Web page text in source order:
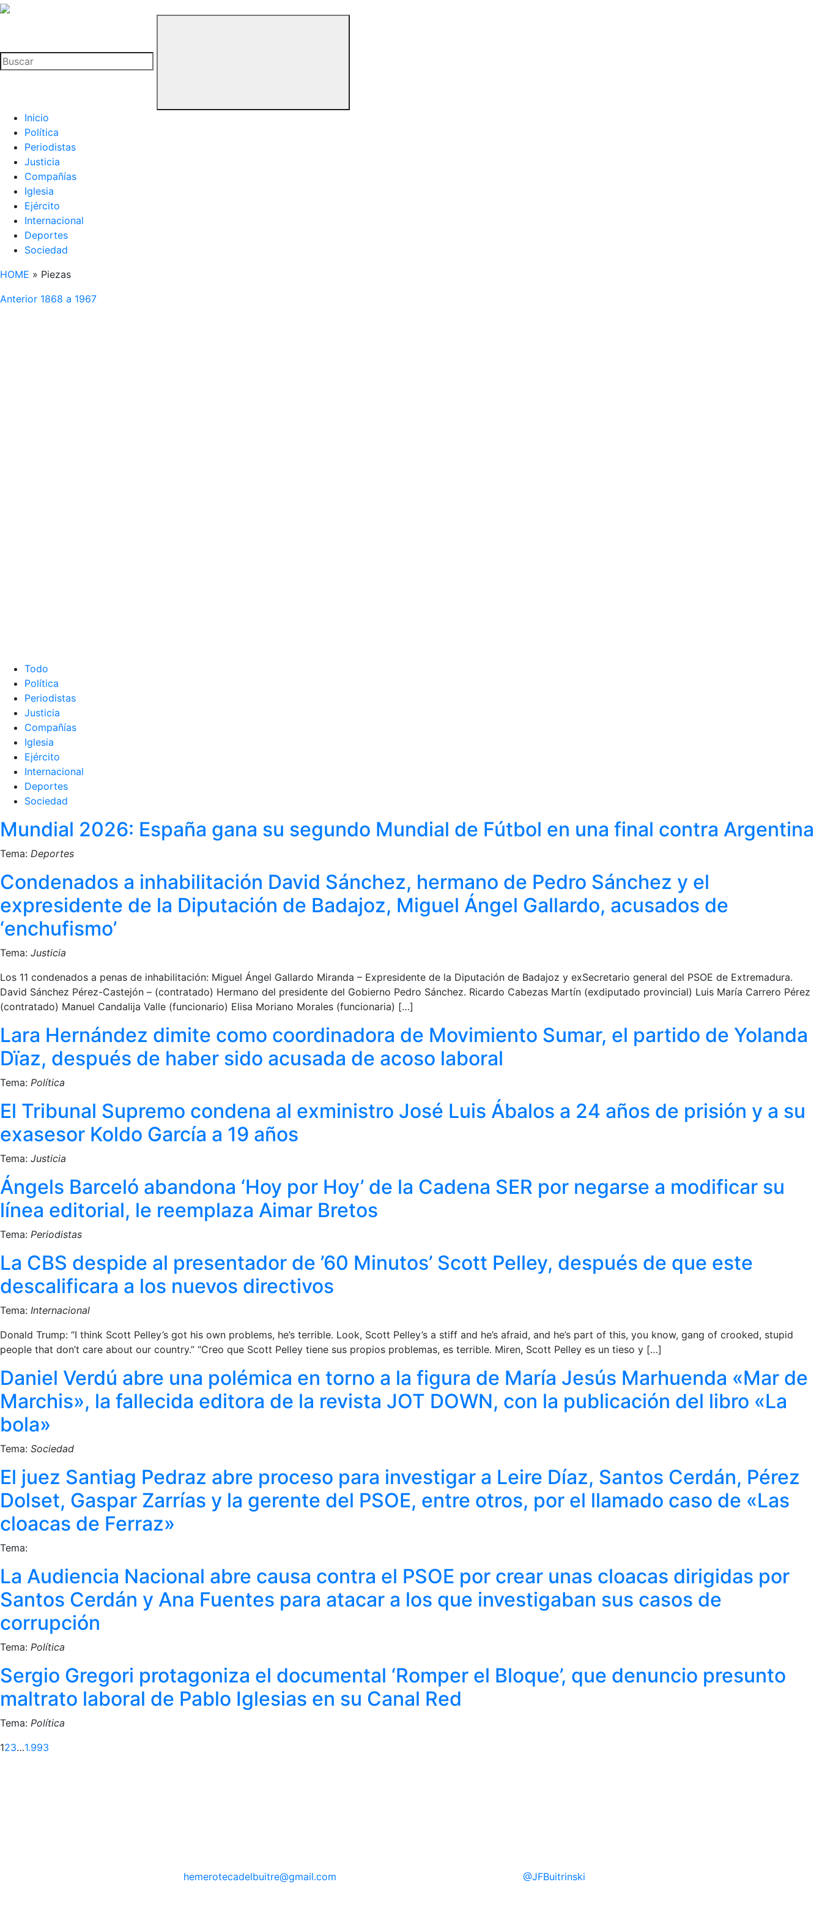
La
Buitre
Inicio
Política
Periodistas
Justicia
Compañías
Iglesia
Ejército
Internacional
Deportes
Sociedad
HOME » Piezas
Anterior 1868 a 1967
Todo
Política
Periodistas
Justicia
Compañías
Iglesia
Ejército
Internacional
Deportes
Sociedad
Mundial 2026: España gana su segundo Mundial de Fútbol en una final contra Argentina
Tema: Deportes
Condenados a inhabilitación David Sánchez, hermano de Pedro Sánchez y el
expresidente de la Diputación de Badajoz, Miguel Ángel Gallardo, acusados de
‘enchufismo’
Tema: Justicia
Los 11 condenados a penas de inhabilitación: Miguel Ángel Gallardo Miranda – Expresidente de la Diputación de Badajoz y exSecretario general del PSOE de Extremadura.
David Sánchez Pérez-Castejón – (contratado) Hermano del presidente del Gobierno Pedro Sánchez. Ricardo Cabezas Martín (exdiputado provincial) Luis María Carrero Pérez
(contratado) Manuel Candalija Valle (funcionario) Elisa Moriano Morales (funcionaria) […]
Lara Hernández dimite como coordinadora de Movimiento Sumar, el partido de Yolanda
Dïaz, después de haber sido acusada de acoso laboral
Tema: Política
El Tribunal Supremo condena al exministro José Luis Ábalos a 24 años de prisión y a su
exasesor Koldo García a 19 años
Tema: Justicia
Ángels Barceló abandona ‘Hoy por Hoy’ de la Cadena SER por negarse a modificar su
línea editorial, le reemplaza Aimar Bretos
Tema: Periodistas
La CBS despide al presentador de ’60 Minutos’ Scott Pelley, después de que este
descalificara a los nuevos directivos
Tema: Internacional
Donald Trump: “I think Scott Pelley’s got his own problems, he’s terrible. Look, Scott Pelley’s a stiff and he’s afraid, and he’s part of this, you know, gang of crooked, stupid
people that don’t care about our country.” “Creo que Scott Pelley tiene sus propios problemas, es terrible. Miren, Scott Pelley es un tieso y […]
Daniel Verdú abre una polémica en torno a la figura de María Jesús Marhuenda «Mar de
Marchis», la fallecida editora de la revista JOT DOWN, con la publicación del libro «La
bola»
Tema: Sociedad
El juez Santiag Pedraz abre proceso para investigar a Leire Díaz, Santos Cerdán, Pérez
Dolset, Gaspar Zarrías y la gerente del PSOE, entre otros, por el llamado caso de «Las
cloacas de Ferraz»
Tema:
La Audiencia Nacional abre causa contra el PSOE por crear unas cloacas dirigidas por
Santos Cerdán y Ana Fuentes para atacar a los que investigaban sus casos de
corrupción
Tema: Política
Sergio Gregori protagoniza el documental ‘Romper el Bloque’, que denuncio presunto
maltrato laboral de Pablo Iglesias en su Canal Red
Tema: Política
123…1.993
hemerotecadelbuitre@gmail.com @JFBuitrinski